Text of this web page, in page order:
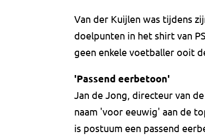
Van der Kuijlen was tijdens
doelpunten in het shirt van
geen enkele voetballer ooit
'Passend eerbetoon'
Jan de Jong, directeur van
naam 'voor eeuwig' aan de
is postuum een passend